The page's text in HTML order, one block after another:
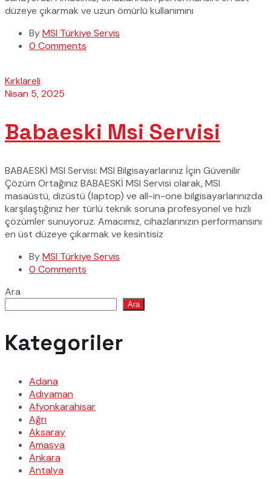
düzeye çıkarmak ve uzun ömürlü kullanımını
ByMSI Türkiye Servis
0 Comments
Kırklareli
Nisan 5, 2025
Babaeski Msi Servisi
BABAESKİ MSI Servisi: MSI Bilgisayarlarınız İçin Güvenilir
Çözüm Ortağınız BABAESKİ MSI Servisi olarak, MSI
masaüstü, dizüstü (laptop) ve all-in-one bilgisayarlarınızda
karşılaştığınız her türlü teknik soruna profesyonel ve hızlı
çözümler sunuyoruz. Amacımız, cihazlarınızın performansını
en üst düzeye çıkarmak ve kesintisiz
ByMSI Türkiye Servis
0 Comments
Ara
Ara
Kategoriler
Adana
Adıyaman
Afyonkarahisar
Ağrı
Aksaray
Amasya
Ankara
Antalya